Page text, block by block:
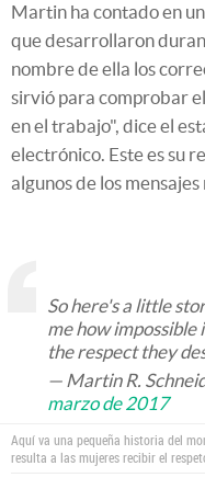
Martin ha contado en
que desarrollaron
nombre de ella los
sirvió para comprobar
en el trabajo", dice el
electrónico. Este es su
algunos de los
So here's a little
me how
the respect they
— Martin R.
marzo de 2017
Aquí va una pequeña historia del
resulta a las mujeres recibir el